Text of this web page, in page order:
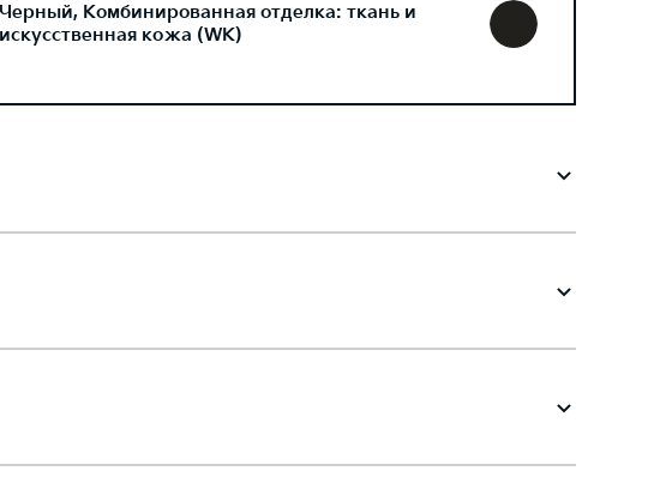
Черный, Комбинированная отделка: ткань и
искусственная кожа (WK)